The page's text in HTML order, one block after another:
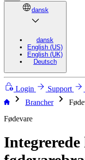
dansk
dansk
English (US)
English (UK)
Deutsch
Login Support
chevron_right Brancher chevron_right
Fødevare